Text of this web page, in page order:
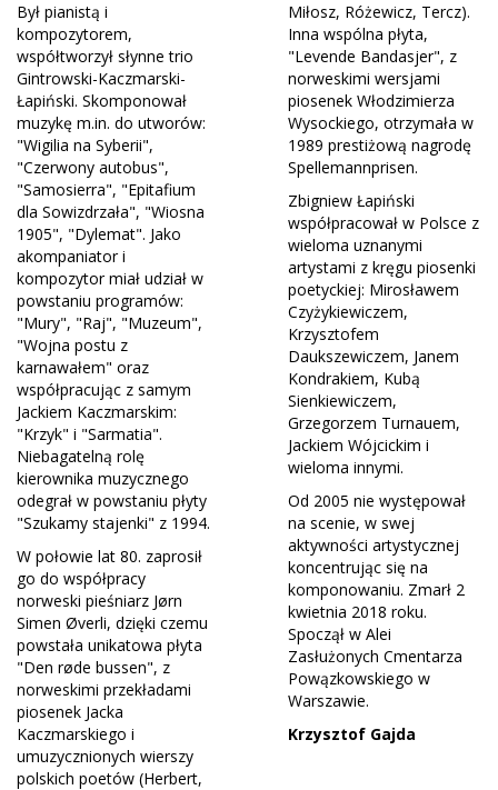
Był pianistą i
kompozytorem,
współtworzył słynne trio
Gintrowski-Kaczmarski-
Łapiński. Skomponował
muzykę m.in. do utworów:
"Wigilia na Syberii",
"Czerwony autobus",
"Samosierra", "Epitafium
dla Sowizdrzała", "Wiosna
1905", "Dylemat". Jako
akompaniator i
kompozytor miał udział w
powstaniu programów:
"Mury", "Raj", "Muzeum",
"Wojna postu z
karnawałem" oraz
współpracując z samym
Jackiem Kaczmarskim:
"Krzyk" i "Sarmatia".
Niebagatelną rolę
kierownika muzycznego
odegrał w powstaniu płyty
"Szukamy stajenki" z 1994.
W połowie lat 80. zaprosił
go do współpracy
norweski pieśniarz Jørn
Simen Øverli, dzięki czemu
powstała unikatowa płyta
"Den røde bussen", z
norweskimi przekładami
piosenek Jacka
Kaczmarskiego i
umuzycznionych wierszy
polskich poetów (Herbert,
Miłosz, Różewicz, Tercz).
Inna wspólna płyta,
"Levende Bandasjer", z
norweskimi wersjami
piosenek Włodzimierza
Wysockiego, otrzymała w
1989 prestiżową nagrodę
Spellemannprisen.
Zbigniew Łapiński
współpracował w Polsce z
wieloma uznanymi
artystami z kręgu piosenki
poetyckiej: Mirosławem
Czyżykiewiczem,
Krzysztofem
Daukszewiczem, Janem
Kondrakiem, Kubą
Sienkiewiczem,
Grzegorzem Turnauem,
Jackiem Wójcickim i
wieloma innymi.
Od 2005 nie występował
na scenie, w swej
aktywności artystycznej
koncentrując się na
komponowaniu. Zmarł 2
kwietnia 2018 roku.
Spoczął w Alei
Zasłużonych Cmentarza
Powązkowskiego w
Warszawie.
Krzysztof Gajda